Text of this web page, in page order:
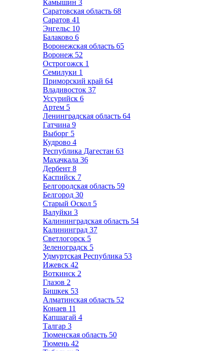
Камышин 3
Саратовская область 68
Саратов 41
Энгельс 10
Балаково 6
Воронежская область 65
Воронеж 52
Острогожск 1
Семилуки 1
Приморский край 64
Владивосток 37
Уссурийск 6
Артем 5
Ленинградская область 64
Гатчина 9
Выборг 5
Кудрово 4
Республика Дагестан 63
Махачкала 36
Дербент 8
Каспийск 7
Белгородская область 59
Белгород 30
Старый Оскол 5
Валуйки 3
Калининградская область 54
Калининград 37
Светлогорск 5
Зеленоградск 5
Удмуртская Республика 53
Ижевск 42
Воткинск 2
Глазов 2
Бишкек 53
Алматинская область 52
Конаев 11
Капшагай 4
Талгар 3
Тюменская область 50
Тюмень 42